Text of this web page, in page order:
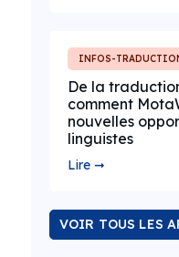
INFOS-
De la
comment
nouvelles
linguistes
Lire ➞
VOIR TOUS LES